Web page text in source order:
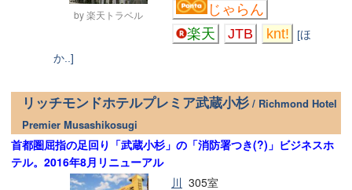
by 楽天トラベル
じゃらん
楽天
JTB knt!
[ほ
か..]
リッチモンドホテルプレミア武蔵小杉 / Richmond Hotel
Premier Musashikosugi
首都圏屈指の足回り「武蔵小杉」の「消防署つき(?)」ビジネスホ
テル。2016年8月リニューアル
305室
川